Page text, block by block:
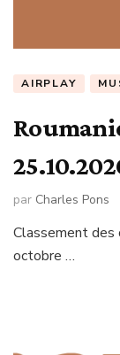
AIRPLAY
par Charles Pons
Classement des
octobre …